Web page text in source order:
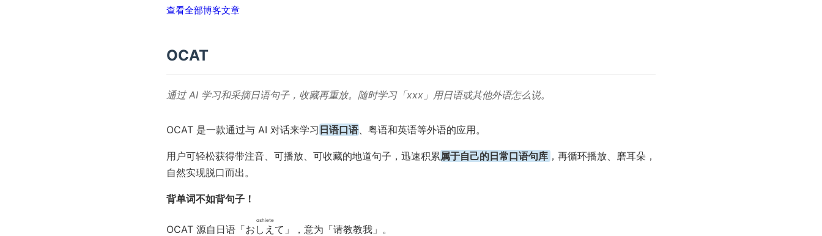
查看全部博客文章
OCAT
通过 AI 学习和采摘日语句子，收藏再重放。随时学习「xxx」用日语或其他外语怎么说。
OCAT 是一款通过与 AI 对话来学习 日语口语、粤语和英语等外语的应用。
用户可轻松获得带注音、可播放、可收藏的地道句子，迅速积累属于自己的日常口语句库 ，再循环播放、磨耳朵，
自然实现脱口而出。
背单词不如背句子！
OCAT 源自日语「おしえて
oshiete
」，意为「请教教我」。